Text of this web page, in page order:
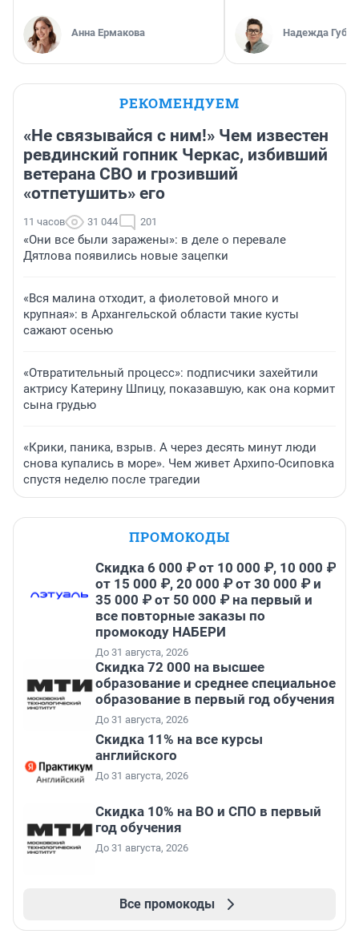
Анна Ермакова Надежда
РЕКОМЕНДУЕМ
«Не связывайся с ним!» Чем известен
ревдинский гопник Черкас, избивший
ветерана СВО и грозивший
«отпетушить» его
11 часов 31 044 201
«Они все были заражены»: в деле о перевале
Дятлова появились новые зацепки
«Вся малина отходит, а фиолетовой много и
крупная»: в Архангельской области такие кусты
сажают осенью
«Отвратительный процесс»: подписчики захейтили
актрису Катерину Шпицу, показавшую, как она кормит
сына грудью
«Крики, паника, взрыв. А через десять минут люди
снова купались в море». Чем живет Архипо-Осиповка
спустя неделю после трагедии
ПРОМОКОДЫ
Скидка 6 000 ₽ от 10 000 ₽, 10 000 ₽
от 15 000 ₽, 20 000 ₽ от 30 000 ₽ и
35 000 ₽ от 50 000 ₽ на первый и
все повторные заказы по
промокоду НАБЕРИ
До 31 августа, 2026
Скидка 72 000 на высшее
образование и среднее специальное
образование в первый год обучения
До 31 августа, 2026
Скидка 11% на все курсы
английского
До 31 августа, 2026
Скидка 10% на ВО и СПО в первый
год обучения
До 31 августа, 2026
Все промокоды